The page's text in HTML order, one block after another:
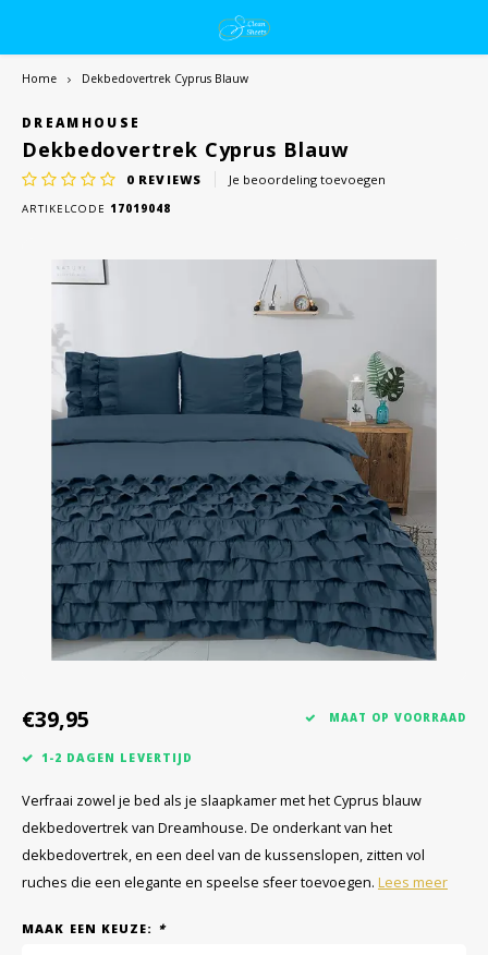
Home Dekbedovertrek Cyprus Blauw
DREAMHOUSE
Dekbedovertrek Cyprus Blauw
0 REVIEWS Je beoordeling toevoegen
ARTIKELCODE 17019048
€39,95 MAAT OP VOORRAAD
1-2 DAGEN LEVERTIJD
Verfraai zowel je bed als je slaapkamer met het Cyprus blauw
dekbedovertrek van Dreamhouse. De onderkant van het
dekbedovertrek, en een deel van de kussenslopen, zitten vol
ruches die een elegante en speelse sfeer toevoegen. Lees meer
MAAK EEN KEUZE: *